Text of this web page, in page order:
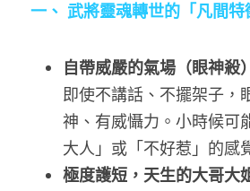
一、 武將靈魂轉世的「凡間特
自帶威嚴的氣場（眼神殺）
即使不講話、不擺架子，
神、有威懾力。小時候可
大人」或「不好惹」的感
極度護短，天生的大哥大